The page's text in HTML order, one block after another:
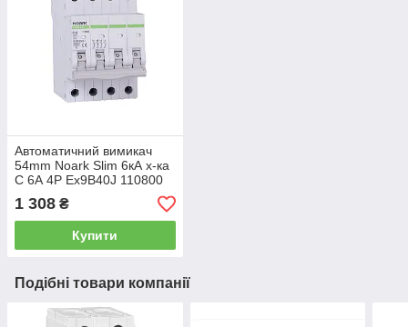
Автоматичний вимикач
54mm Noark Slim 6кА х-ка
C 6А 4P Ex9B40J 110800
1 308 ₴
Купити
Подібні товари компанії